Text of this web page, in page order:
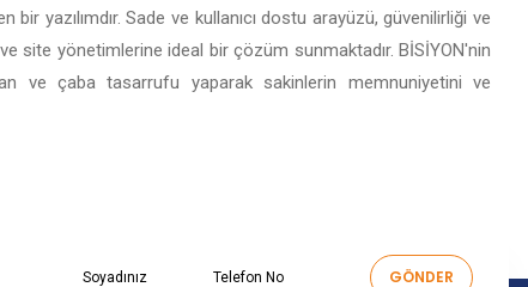
yazılımdır. Sade ve kullanıcı dostu arayüzü, güvenilirliği ve
site yönetimlerine ideal bir çözüm sunmaktadır. BİSİYON'nin
ve çaba tasarrufu yaparak sakinlerin memnuniyetini ve